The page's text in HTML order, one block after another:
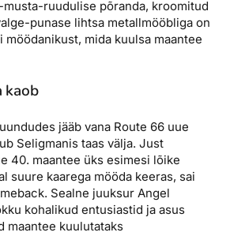
ruudulise põranda, kroomitud
punase lihtsa metallmööbliga on
mida kuulsa maantee
kaob
jääb vana Route 66 uue
Seligmanis taas välja. Just
40. maantee üks esimesi lõike
suure kaarega mööda keeras, sai
Sealne juuksur Angel
kohalikud entusiastid ja asus
maantee kuulutataks